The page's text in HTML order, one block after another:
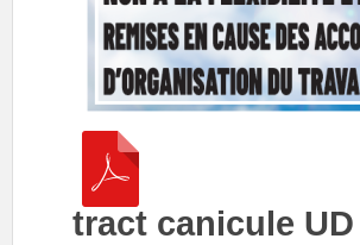
tract canicule UD